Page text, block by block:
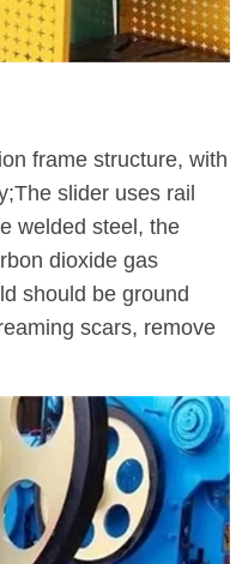
frame structure, with
slider uses rail
welded steel, the
dioxide gas
should be ground
scars, remove